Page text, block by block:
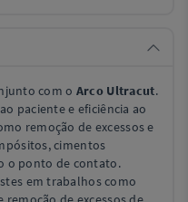
com o Arco Ultracut.
paciente e eficiência ao
remoção de excessos e
cimentos
o ponto de contato.
em trabalhos como